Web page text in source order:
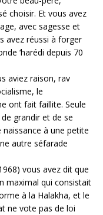
choisir. Et vous avez
avec sagesse et
avez réussi à forger
‘harédi depuis 70
aviez raison, rav
le
ont fait faillite. Seule
grandir et de se
à une petite
autre séfarade
vous avez dit que
maximal qui consistait
à la Halakha, et le
ne vote pas de loi